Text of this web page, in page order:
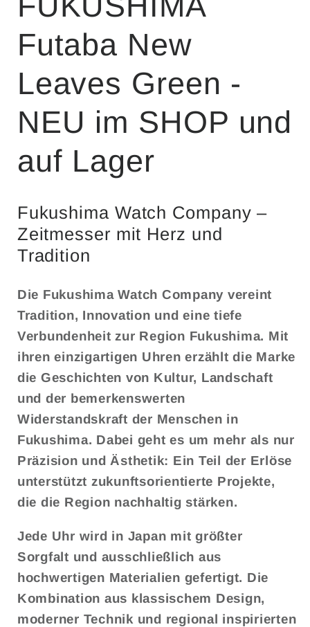
Futaba New
Leaves Green -
NEU im SHOP und
auf Lager
Fukushima Watch Company –
Zeitmesser mit Herz und
Tradition
Die Fukushima Watch Company vereint
Tradition, Innovation und eine tiefe
Verbundenheit zur Region Fukushima. Mit
ihren einzigartigen Uhren erzählt die Marke
die Geschichten von Kultur, Landschaft
und der bemerkenswerten
Widerstandskraft der Menschen in
Fukushima. Dabei geht es um mehr als nur
Präzision und Ästhetik: Ein Teil der Erlöse
unterstützt zukunftsorientierte Projekte,
die die Region nachhaltig stärken.
Jede Uhr wird in Japan mit größter
Sorgfalt und ausschließlich aus
hochwertigen Materialien gefertigt. Die
Kombination aus klassischem Design,
moderner Technik und regional inspirierten